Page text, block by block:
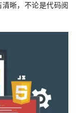
晰，不论是代码阅